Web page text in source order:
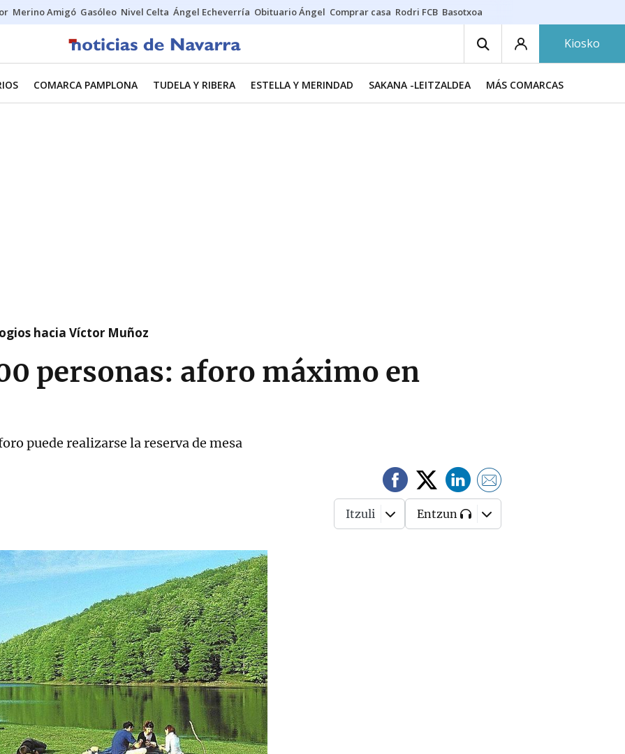
Merino Amigó Gasóleo Nivel Celta Ángel Echeverría Obituario Ángel Comprar casa Rodri FCB Basotxoa
Kiosko
COMARCA PAMPLONA TUDELA Y RIBERA ESTELLA Y MERINDAD SAKANA -LEITZALDEA MÁS COMARCAS
hacia Víctor Muñoz
personas: aforo máximo en
puede realizarse la reserva de mesa
Itzuli Entzun